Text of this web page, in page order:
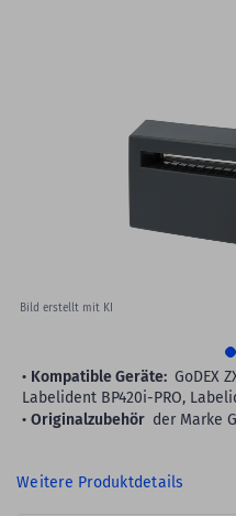
Bild erstellt mit KI
Kompatible Geräte: GoDEX
Labelident BP420i-PRO,
Originalzubehör der Marke
Weitere Produktdetails